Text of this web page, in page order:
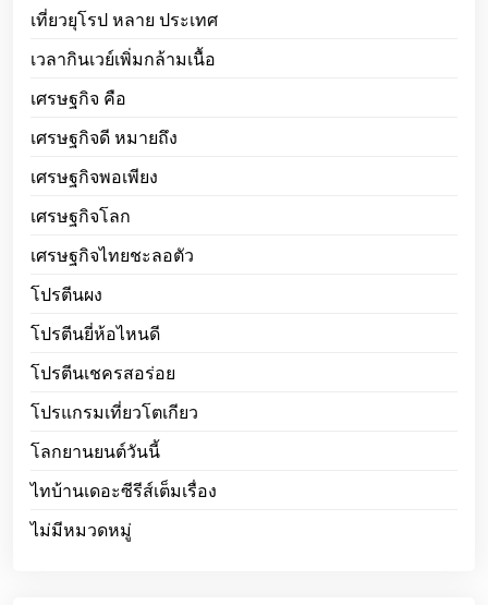
เที่ยวยุโรป หลาย ประเทศ
เวลากินเวย์เพิ่มกล้ามเนื้อ
เศรษฐกิจ คือ
เศรษฐกิจดี หมายถึง
เศรษฐกิจพอเพียง
เศรษฐกิจโลก
เศรษฐกิจไทยชะลอตัว
โปรตีนผง
โปรตีนยี่ห้อไหนดี
โปรตีนเชครสอร่อย
โปรแกรมเที่ยวโตเกียว
โลกยานยนต์วันนี้
ไทบ้านเดอะซีรีส์เต็มเรื่อง
ไม่มีหมวดหมู่